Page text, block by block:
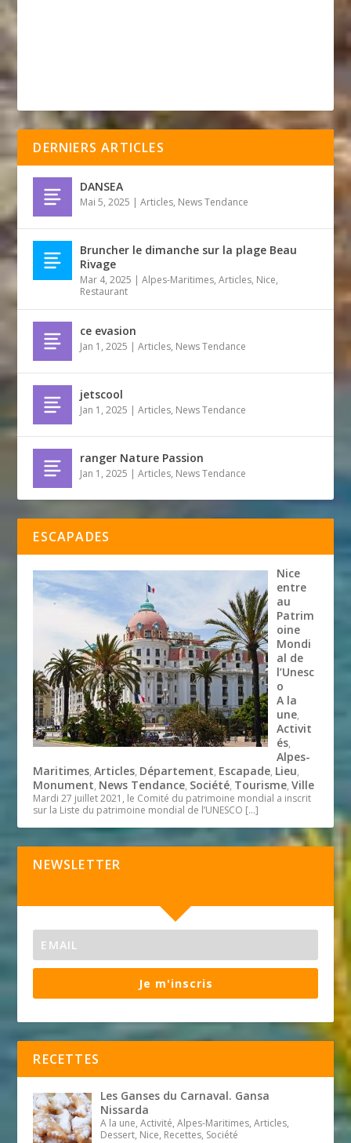
DERNIERS ARTICLES
DANSEA
Mai 5, 2025 |Articles, News Tendance
Bruncher le dimanche sur la plage Beau
Rivage
Mar 4, 2025 |Alpes-Maritimes,Articles, Nice,
Restaurant
ce evasion
Jan 1, 2025 |Articles, News Tendance
jetscool
Jan 1, 2025 |Articles, News Tendance
ranger Nature Passion
Jan 1, 2025 |Articles, News Tendance
ESCAPADES
Nice
entre
au
Patrim
oine
Mondi
al de
l’Unesc
o
A la
une,
Activit
és,
Alpes-
Maritimes,Articles, Département, Escapade, Lieu,
Monument, News Tendance, Société, Tourisme,Ville
Mardi 27 juillet 2021, le Comité du patrimoine mondial a inscrit
sur la Liste du patrimoine mondial de l’UNESCO […]
NEWSLETTER
Je m'inscris
RECETTES
Les Ganses du Carnaval. Gansa
Nissarda
A la une, Activité, Alpes-Maritimes, Articles,
Dessert, Nice, Recettes, Société